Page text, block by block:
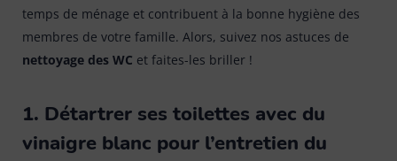
Cintres 10
Tapis
Tout voir
Tapis évier & protection
Tête de loup & plumeau
Bonnes affaires
temps de ménage et contribuent à la bonne hygiène des
membres de votre famille. Alors, suivez nos astuces de
nettoyage des WC et faites-les briller !
1. Détartrer ses toilettes avec du
vinaigre blanc pour l’entretien du